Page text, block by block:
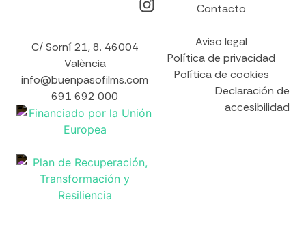
C/ Sorní 21, 8. 46004
València
info@buenpasofilms.com
691 692 000
Contacto
Aviso legal
Política de privacidad
Política de cookies
Declaración de
accesibilidad